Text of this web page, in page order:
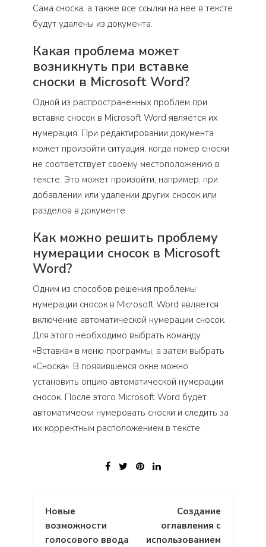
Сама сноска, а также все ссылки на нее в тексте
будут удалены из документа.
Какая проблема может
возникнуть при вставке
сноски в Microsoft Word?
Одной из распространенных проблем при
вставке сносок в Microsoft Word является их
нумерация. При редактировании документа
может произойти ситуация, когда номер сноски
не соответствует своему местоположению в
тексте. Это может произойти, например, при
добавлении или удалении других сносок или
разделов в документе.
Как можно решить проблему
нумерации сносок в Microsoft
Word?
Одним из способов решения проблемы
нумерации сносок в Microsoft Word является
включение автоматической нумерации сносок.
Для этого необходимо выбрать команду
«Вставка» в меню программы, а затем выбрать
«Сноска». В появившемся окне можно
установить опцию автоматической нумерации
сносок. После этого Microsoft Word будет
автоматически нумеровать сноски и следить за
их корректным расположением в тексте.
Навигация
по
Новые
возможности
голосового ввода
Создание
оглавления с
использованием